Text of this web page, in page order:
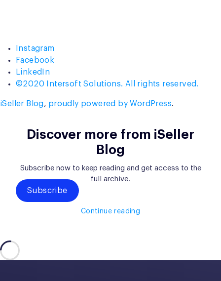
Instagram
Facebook
LinkedIn
©2020 Intersoft Solutions. All rights reserved.
iSeller Blog, proudly powered by WordPress.
Discover more from iSeller
Blog
Subscribe now to keep reading and get access to the
full archive.
Subscribe
Continue reading